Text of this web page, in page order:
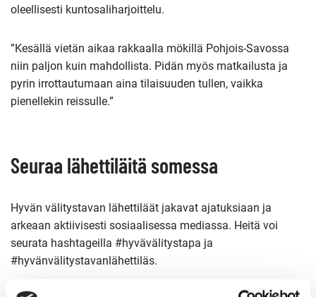
oleellisesti kuntosaliharjoittelu.
”Kesällä vietän aikaa rakkaalla mökillä Pohjois-Savossa
niin paljon kuin mahdollista. Pidän myös matkailusta ja
pyrin irrottautumaan aina tilaisuuden tullen, vaikka
pienellekin reissulle.”
Seuraa lähettiläitä somessa
Hyvän välitystavan lähettiläät jakavat ajatuksiaan ja
arkeaan aktiivisesti sosiaalisessa mediassa. Heitä voi
seurata hashtageilla #hyvävälitystapa ja
#hyvänvälitystavanlähettiläs.